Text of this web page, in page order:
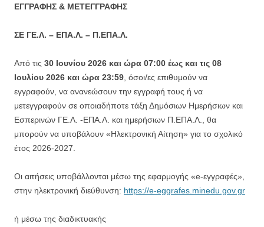
ΕΓΓΡΑΦΗΣ & ΜΕΤΕΓΓΡΑΦΗΣ
ΣΕ ΓΕ.Λ. – ΕΠΑ.Λ. – Π.ΕΠΑ.Λ.
Από τις 30 Ιουνίου 2026 και ώρα 07:00 έως και τις 08
Ιουλίου 2026 και ώρα 23:59 , όσοι/ες επιθυμούν να
εγγραφούν, να ανανεώσουν την εγγραφή τους ή να
μετεγγραφούν σε οποιαδήποτε τάξη Δημόσιων Ημερήσιων και
Εσπερινών ΓΕ.Λ. -ΕΠΑ.Λ. και ημερήσιων Π.ΕΠΑ.Λ., θα
μπορούν να υποβάλουν «Ηλεκτρονική Αίτηση» για το σχολικό
έτος 2026-2027.
Οι αιτήσεις υποβάλλονται μέσω της εφαρμογής «e-εγγραφές»,
στην ηλεκτρονική διεύθυνση: https://e-eggrafes.minedu.gov.gr
ή μέσω της διαδικτυακής